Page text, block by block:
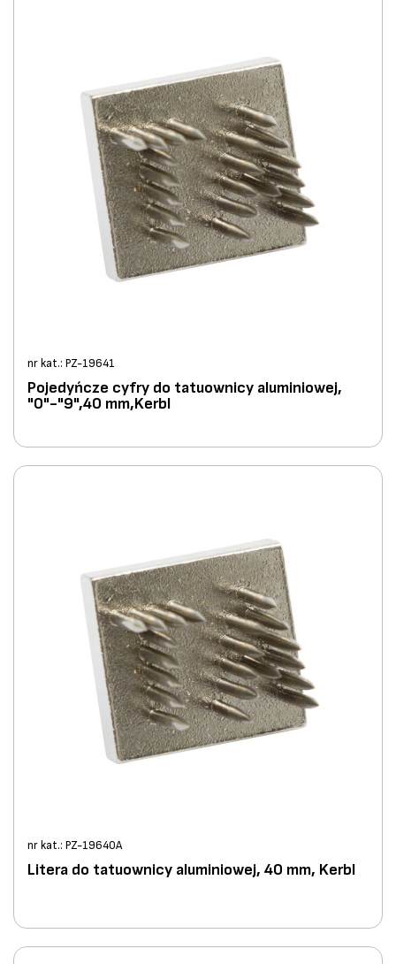
nr kat.: PZ-19641
Pojedyńcze cyfry do tatuownicy aluminiowej,
"0"-"9",40 mm,Kerbl
nr kat.: PZ-19640A
Litera do tatuownicy aluminiowej, 40 mm, Kerbl